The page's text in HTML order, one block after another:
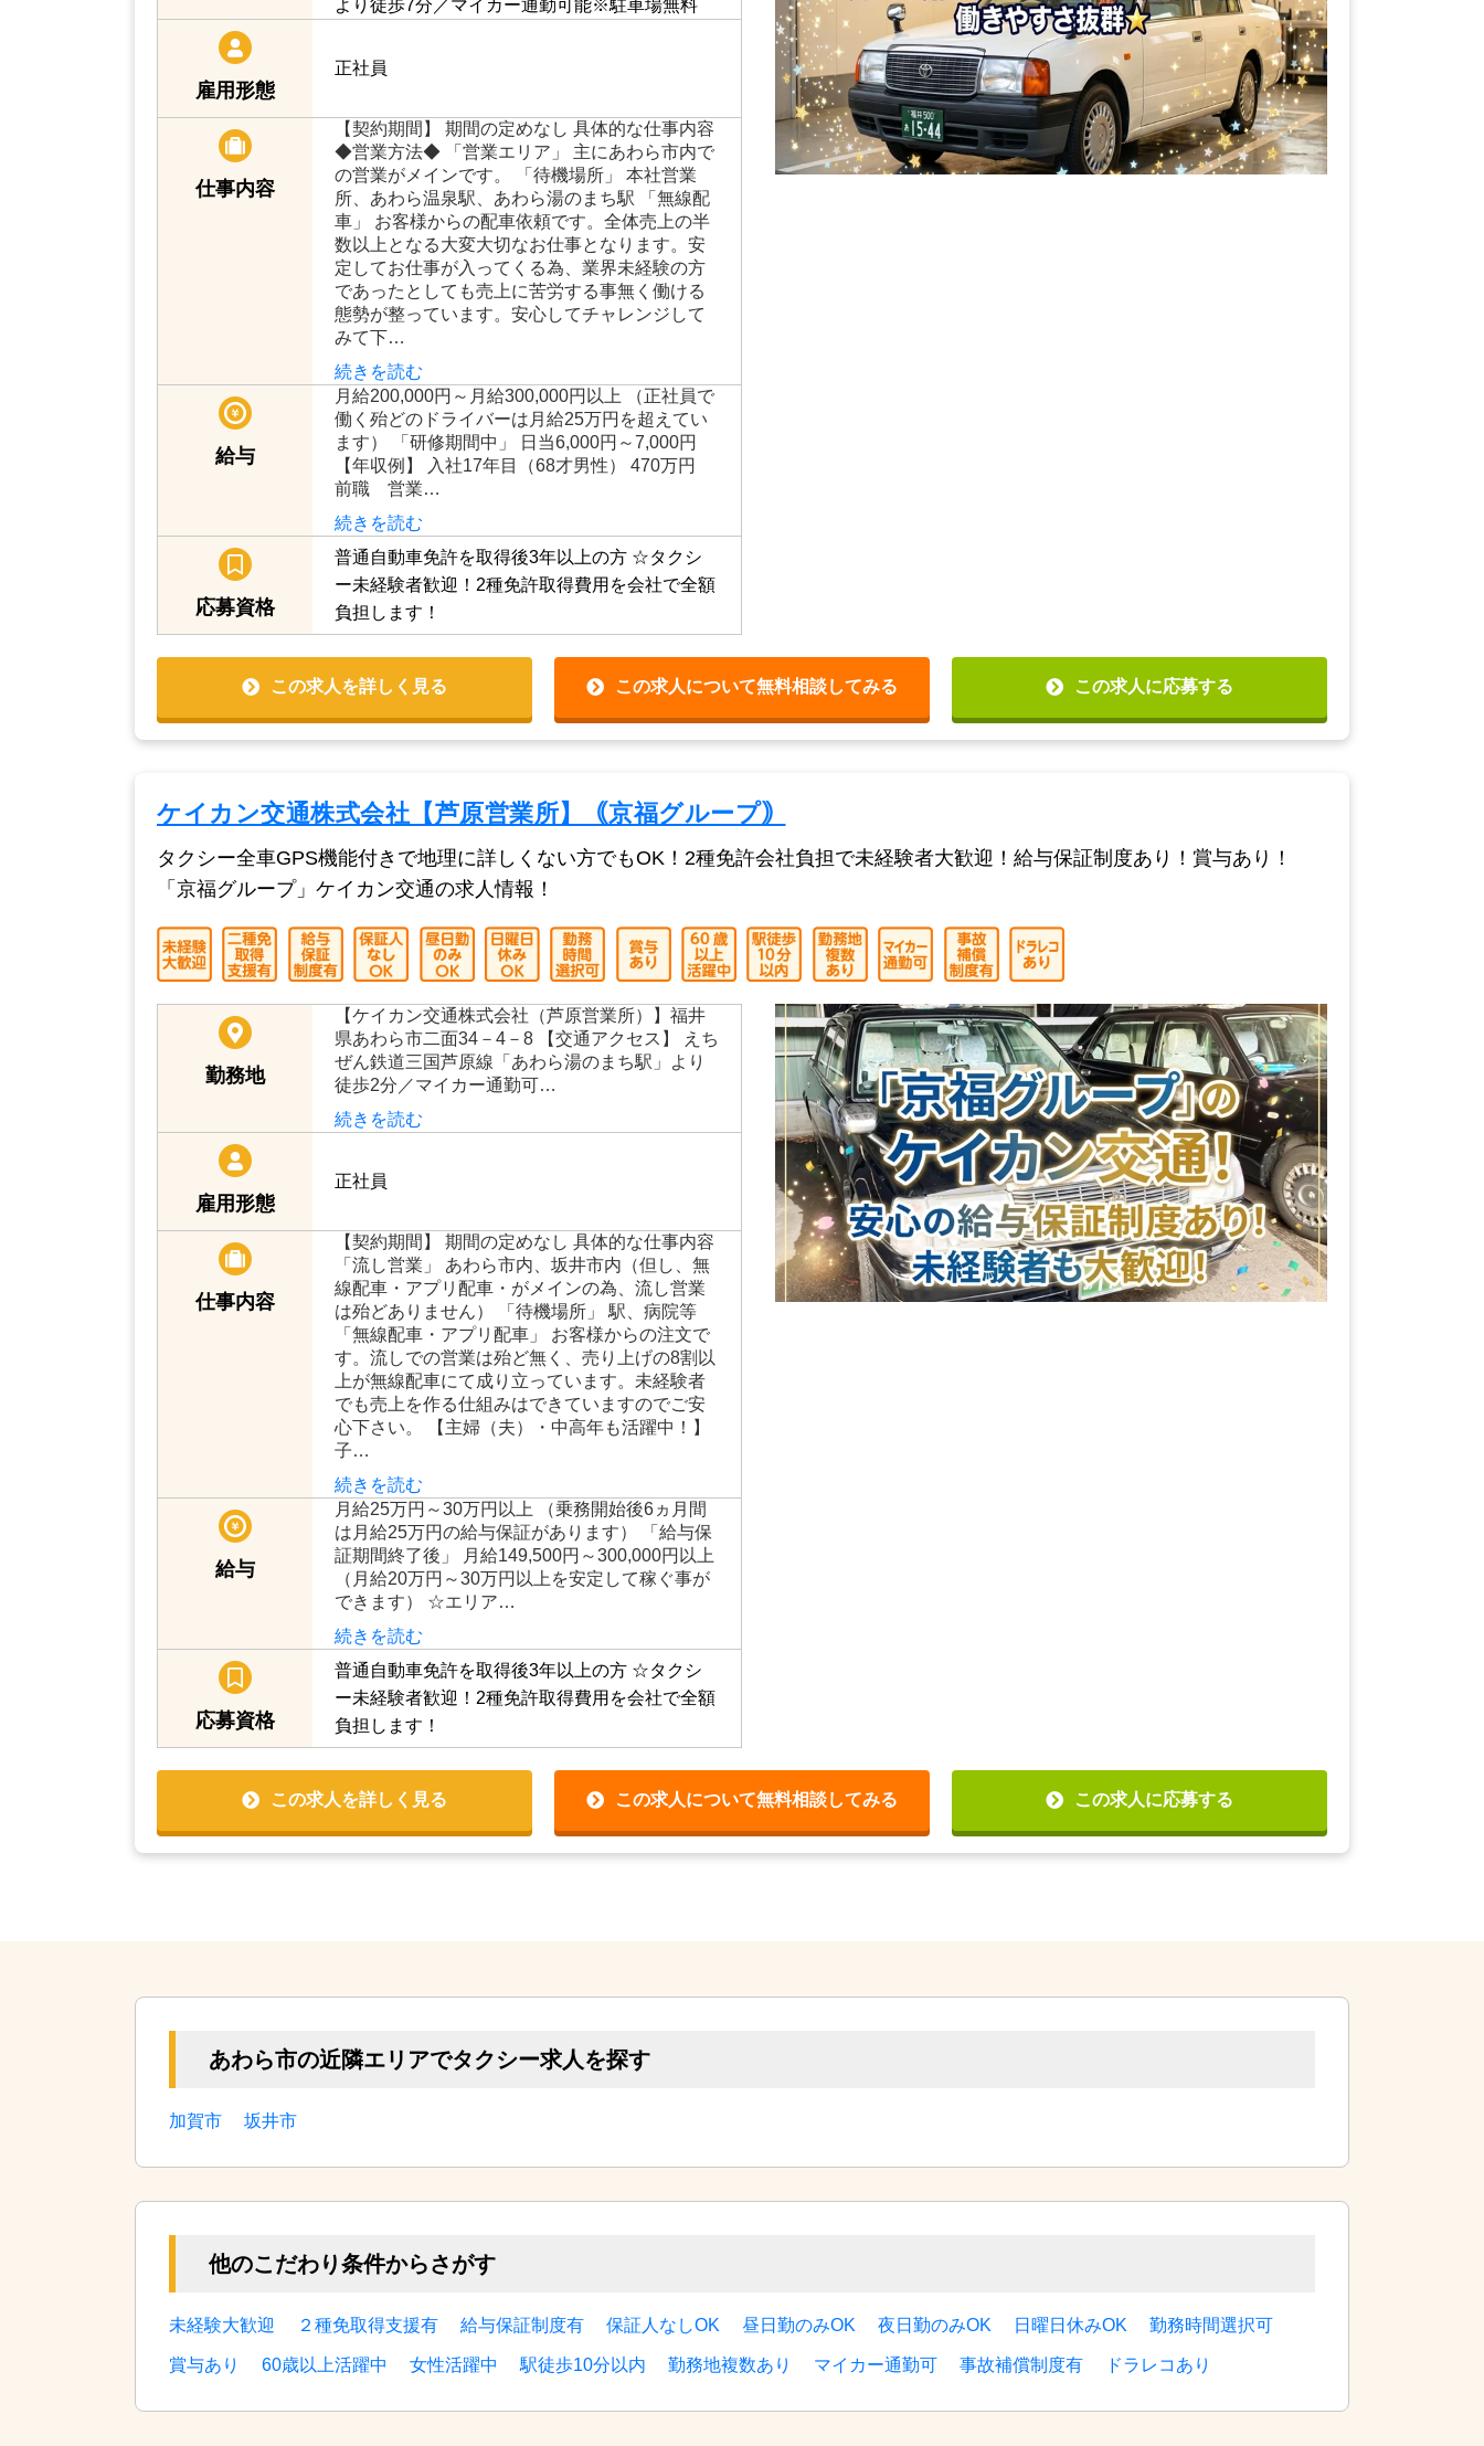
より徒歩7分／マイカー通勤可能※駐車場無料
雇用形態
正社員
仕事内容
【契約期間】 期間の定めなし 具体的な仕事内容
◆営業方法◆ 「営業エリア」 主にあわら市内で
の営業がメインです。 「待機場所」 本社営業
所、あわら温泉駅、あわら湯のまち駅 「無線配
車」 お客様からの配車依頼です。全体売上の半
数以上となる大変大切なお仕事となります。安
定してお仕事が入ってくる為、業界未経験の方
であったとしても売上に苦労する事無く働ける
態勢が整っています。安心してチャレンジして
みて下…
続きを読む
月給200,000円～月給300,000円以上 （正社員で
働く殆どのドライバーは月給25万円を超えてい
ます） 「研修期間中」 日当6,000円～7,000円
【年収例】 入社17年目（68才男性） 470万円
前職 営業…
続きを読む
応募資格
普通自動車免許を取得後3年以上の方☆タクシ
ー未経験者歓迎！2種免許取得費用を会社で全額
負担します！
ケイカン交通株式会社【芦原営業所】｟京福グループ｠
タクシー全車GPS機能付きで地理に詳しくない方でもOK！2種免許会社負担で未経験者大歓迎！給与保証制度あり！賞与あり！「京
福グループ」ケイカン交通の求人情報！
勤務地
【ケイカン交通株式会社（芦原営業所）】福井
県あわら市二面34－4－8 【交通アクセス】 えち
徒歩2分／マイカー通勤可…
雇用形態
正社員
【契約期間】 期間の定めなし 具体的な仕事内容
「流し営業」 あわら市内、坂井市内（但し、無
線配車・アプリ配車・がメインの為、流し営業
は殆どありません） 「待機場所」 駅、病院等
「無線配車・アプリ配車」 お客様からの注文で
す。流しでの営業は殆ど無く、売り上げの8割以
上が無線配車にて成り立っています。未経験者
でも売上を作る仕組みはできていますのでご安
心下さい。 【主婦（夫）・中高年も活躍中！】
子…
続きを読む
給与
月給25万円～30万円以上 （乗務開始後6ヵ月間
は月給25万円の給与保証があります） 「給与保
証期間終了後」 月給149,500円～300,000円以上
（月給20万円～30万円以上を安定して稼ぐ事が
できます） ☆エリア…
続きを読む
普通自動車免許を取得後3年以上の方☆タクシ
加賀市